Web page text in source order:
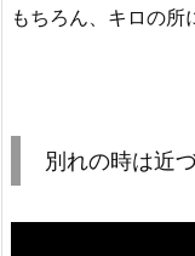
もちろん、キロの所
別れの時は近